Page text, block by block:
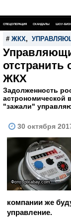
СПЕЦОПЕРАЦИЯ СКАНДАЛЫ ШОУ-
# ЖКХ,
отстранить
ЖКХ
Задолженность
астрономической
"зажали"
30 октября
Фото: pixabay.com
компании же
управление.